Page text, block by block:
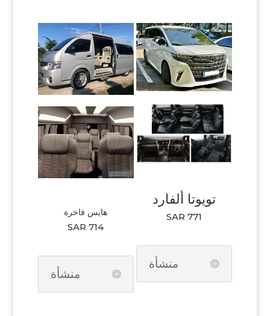
هايس فاخرة
SAR 714
منشأة
تويوتا ألفارد
SAR 771
منشأة